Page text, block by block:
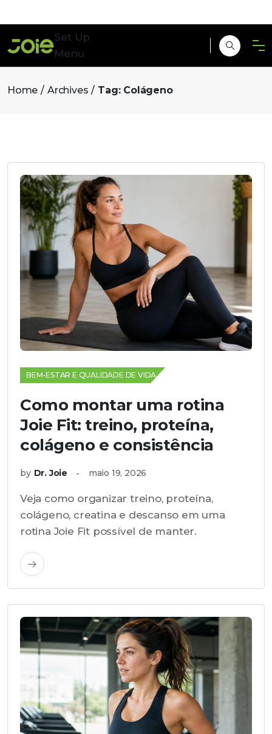
Set Up
Menu
Home Archives Tag: Colágeno
BEM-ESTAR E QUALIDADE DE VIDA
Como montar uma rotina
Joie Fit: treino, proteína,
colágeno e consistência
by Dr. Joie maio 19, 2026
Veja como organizar treino, proteína,
colágeno, creatina e descanso em uma
rotina Joie Fit possível de manter.